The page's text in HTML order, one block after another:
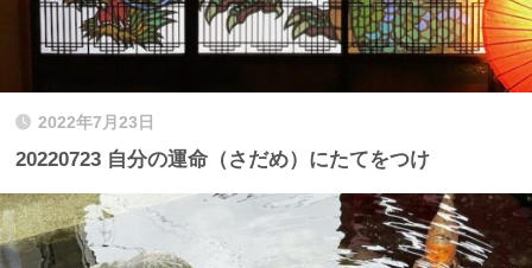
2022年7月23日
20220723 自分の運命（さだめ）にたてをつけ